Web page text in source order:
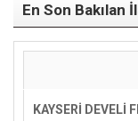
En Son Bakılan
KAYSERİ DEVELİ